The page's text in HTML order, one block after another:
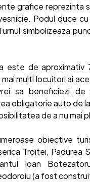
grafice reprezinta
Podul duce
simbolizeaza
este de aproximativ
multi locuitori ai
sa beneficiezi
obligatorie auto de
de a nu mai
obiective
Troitei,
Ioan
(a fost